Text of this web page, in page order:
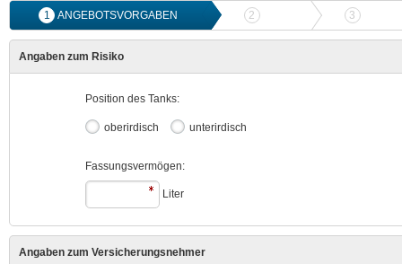
1 ANGEBOTSVORGABEN 2 ANGEBOTSVERGLEICH
3
Angaben zum Risiko
Position des Tanks:
oberirdisch unterirdisch
Fassungsvermögen:
Liter
Angaben zum Versicherungsnehmer